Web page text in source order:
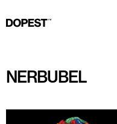
NERBUBEL